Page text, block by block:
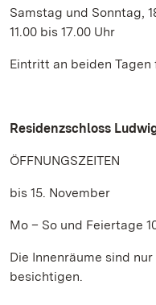
Samstag und Sonntag,
11.00 bis 17.00 Uhr
Eintritt an beiden Tagen
Residenzschloss
ÖFFNUNGSZEITEN
bis 15. November
Mo – So und Feiertage
Die Innenräume sind
besichtigen.